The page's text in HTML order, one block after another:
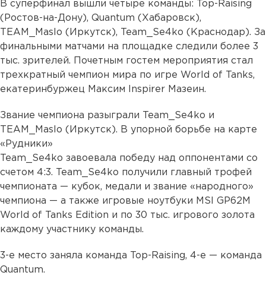
В суперфинал вышли четыре команды: Top-Raising
(Ростов-на-Дону), Quantum (Хабаровск),
TEAM_Maslo (Иркутск), Team_Se4ko (Краснодар). За
финальными матчами на площадке следили более 3
тыс. зрителей. Почетным гостем мероприятия стал
трехкратный чемпион мира по игре World of Tanks,
екатеринбуржец Максим Inspirer Мазеин.
Звание чемпиона разыграли Team_Se4ko и
TEAM_Maslo (Иркутск). В упорной борьбе на карте
«Рудники»
Team_Se4ko завоевала победу над оппонентами со
счетом 4:3. Team_Se4ko получили главный трофей
чемпионата — кубок, медали и звание «народного»
чемпиона — а также игровые ноутбуки MSI GP62M
World of Tanks Edition и по 30 тыс. игрового золота
каждому участнику команды.
3-е место заняла команда Top-Raising, 4-е — команда
Quantum.